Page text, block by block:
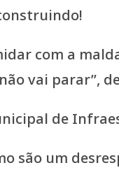
com a
vai parar”,
de
são um